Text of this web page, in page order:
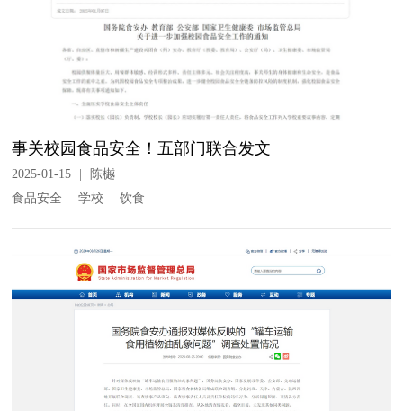
事关校园食品安全！五部门联合发文
2025-01-15 |
陈樾
食品安全
学校 饮食